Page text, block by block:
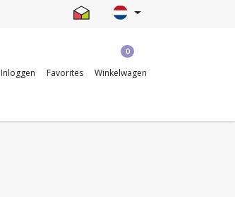
Inloggen Favorites
0
Winkelwagen